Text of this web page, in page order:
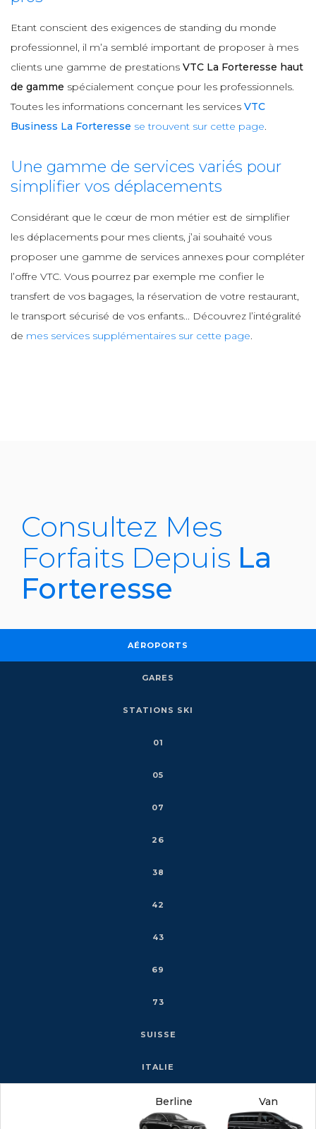
Etant conscient des exigences de standing du monde
professionnel, il m’a semblé important de proposer à mes
clients une gamme de prestations VTC La Forteresse haut
de gamme spécialement conçue pour les professionnels.
Toutes les informations concernant les services VTC
Business La Forteresse se trouvent sur cette page.
Une gamme de services variés pour
simplifier vos déplacements
Considérant que le cœur de mon métier est de simplifier
les déplacements pour mes clients, j’ai souhaité vous
proposer une gamme de services annexes pour compléter
l’offre VTC. Vous pourrez par exemple me confier le
transfert de vos bagages, la réservation de votre restaurant,
le transport sécurisé de vos enfants... Découvrez l’intégralité
de mes services supplémentaires sur cette page.
Consultez Mes
Forfaits Depuis La
Forteresse
AÉROPORTS
GARES
STATIONS SKI
01
05
07
26
38
42
43
69
73
SUISSE
ITALIE
Berline Van